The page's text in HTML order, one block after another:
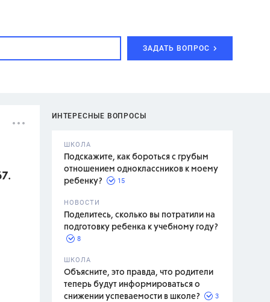
ЗАДАТЬ ВОПРОС
ИНТЕРЕСНЫЕ ВОПРОСЫ
ШКОЛА
Подскажите, как бороться с грубым
отношением одноклассников к моему
ребенку?
15
НОВОСТИ
Поделитесь, сколько вы потратили на
подготовку ребенка к учебному году?
8
ШКОЛА
Объясните, это правда, что родители
теперь будут информироваться о
снижении успеваемости в школе?
3